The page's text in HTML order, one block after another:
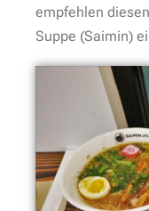
empfehlen
Suppe (Saimin)